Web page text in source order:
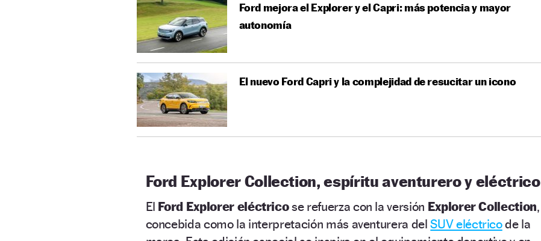
Ford mejora el Explorer y el Capri: más potencia y mayor
autonomía
El nuevo Ford Capri y la complejidad de resucitar un icono
Ford Explorer Collection, espíritu aventurero y eléctrico
El Ford Explorer eléctricose refuerza con la versión Explorer Collection,
concebida como la interpretación más aventurera delSUV eléctricode la